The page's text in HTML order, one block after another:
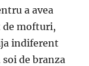
a avea
de mofturi,
indiferent
de branza